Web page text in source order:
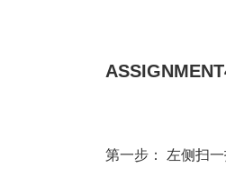
第一步： 左侧扫